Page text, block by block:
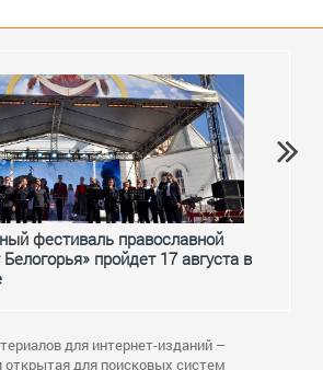
фестиваль православной
пройдет 17 августа в
для интернет-изданий –
открытая для поисковых систем